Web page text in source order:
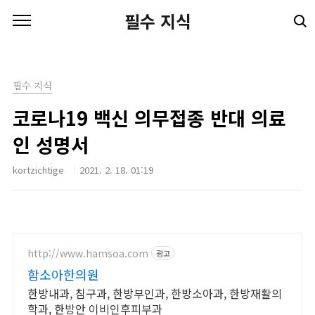
필수 지식
필수 지식
코로나19 백신 의무접종 반대 의료
인 성명서
kortzichtige 2021. 2. 18. 01:19
http://www.hamsoa.com 광고
함소아한의원
한방내과, 침구과, 한방부인과, 한방소아과, 한방재활의
학과, 한방안 이비인후피부과